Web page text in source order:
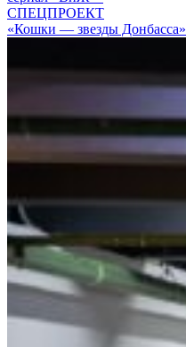
СПЕЦПРОЕКТ
«Кошки — звезды Донбасса»